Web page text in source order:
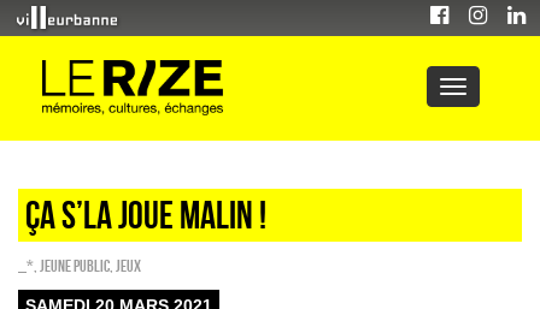
Ça s’la joue malin !
_* Jeune public Jeux